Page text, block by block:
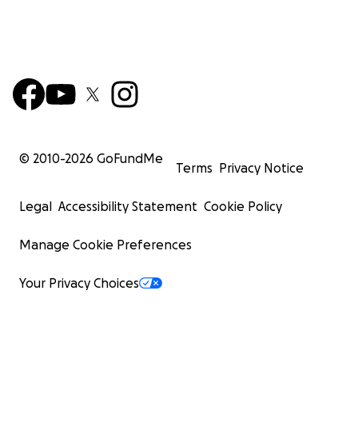
© 2010-2026 GoFundMe
Terms Privacy Notice
Legal Accessibility Statement Cookie Policy
Manage Cookie Preferences
Your Privacy Choices